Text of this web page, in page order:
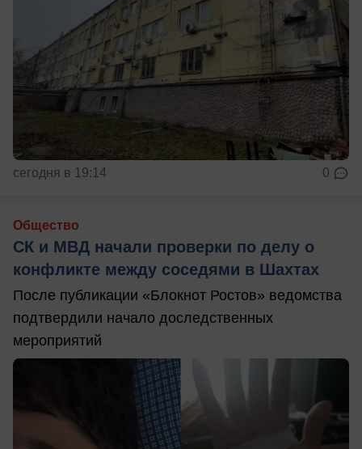
сегодня в 19:14 0
Общество
СК и МВД начали проверки по делу о
конфликте между соседями в Шахтах
После публикации «Блокнот Ростов» ведомства
подтвердили начало доследственных
мероприятий